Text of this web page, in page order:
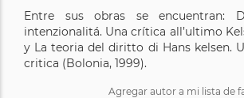
Entre sus obras se encuentran:
intenzionalitá. Una crítica all’ultimo
y La teoria del diritto di Hans kelsen.
critica (Bolonia, 1999).
Agregar autor a mi lista de